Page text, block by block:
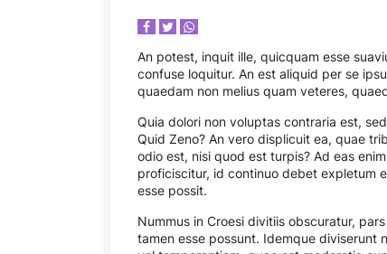
An potest, inquit ille, quicquam esse
confuse loquitur. An est aliquid per se
quaedam non melius quam veteres,
Quia dolori non voluptas contraria est,
Quid Zeno? An vero displicuit ea, quae
odio est, nisi quod est turpis? Ad eas
proficiscitur, id continuo debet expletum
esse possit.
Nummus in Croesi divitiis obscuratur,
tamen esse possunt. Idemque diviserunt